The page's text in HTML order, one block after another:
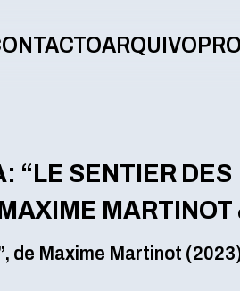
ARQUIVO
“LE SENTIER DES
MARTINOT
de Maxime Martinot (2023)